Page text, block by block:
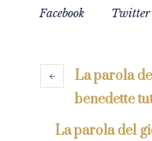
Facebook Twitter
La parola
benedette
La parola del